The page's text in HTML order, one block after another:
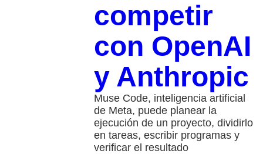
competir
con OpenAI
y Anthropic
Muse Code, inteligencia artificial
de Meta, puede planear la
ejecución de un proyecto, dividirlo
en tareas, escribir programas y
verificar el resultado